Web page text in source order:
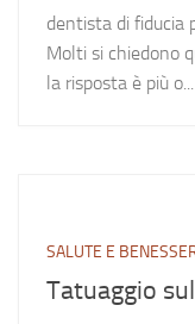
dentista di fiducia
Molti si chiedono
la risposta è più o...
SALUTE E
Tatuaggio